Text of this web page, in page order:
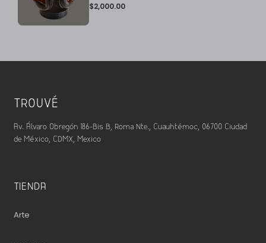
$2,000.00
TROUVÉ
Av. Álvaro Obregón 186-Bis B, Roma Nte., Cuauhtémoc, 06700 Ciudad
de México, CDMX, Mexico
TIENDA
Arte